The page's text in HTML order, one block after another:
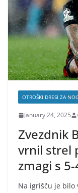
OTROŠKI DRESI ZA
January 24, 2025
Zvezdnik
vrnil strel
zmagi s
Na igrišču je bilo